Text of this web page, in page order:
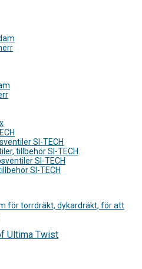
SI-TECH
tillbehör SI-TECH
SI-TECH
SI-TECH
Ultima Twist